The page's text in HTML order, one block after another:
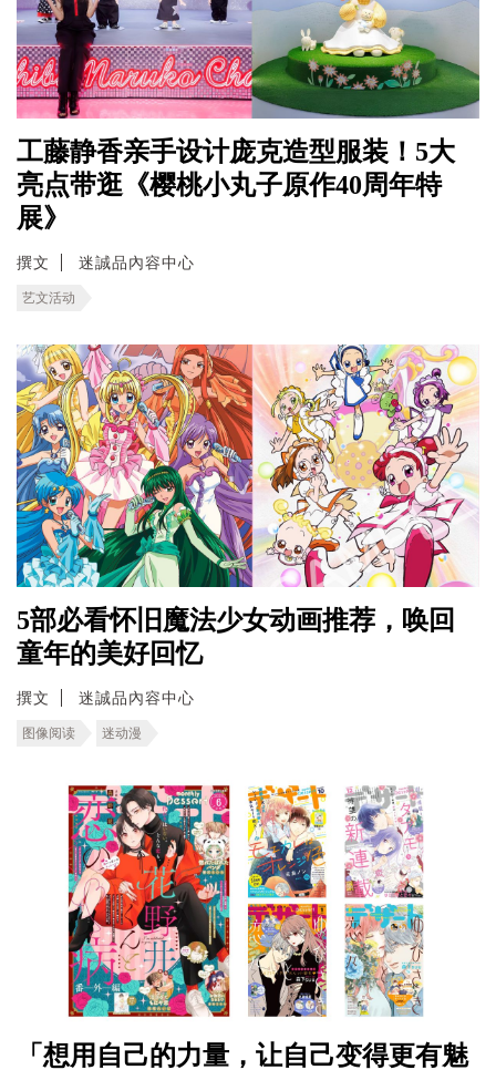
工藤静香亲手设计庞克造型服装！5大
亮点带逛《樱桃小丸子原作40周年特
展》
撰文 迷誠品內容中心
艺文活动
5部必看怀旧魔法少女动画推荐，唤回
童年的美好回忆
撰文 迷誠品內容中心
图像阅读 迷动漫
「想用自己的力量，让自己变得更有魅